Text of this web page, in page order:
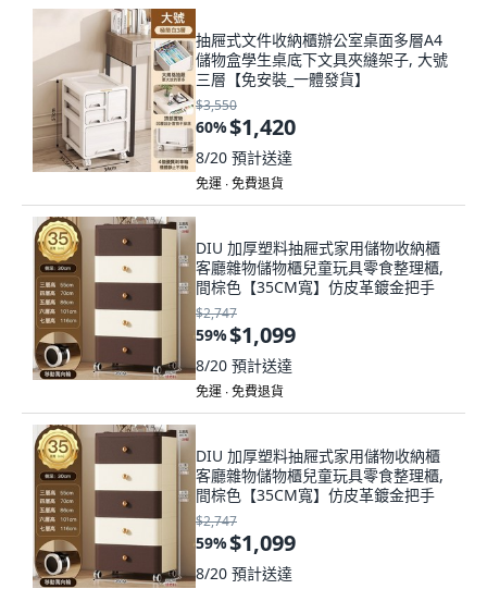
抽屜式文件收納櫃辦公室桌面多層A4
儲物盒學生桌底下文具夾縫架子, 大號
三層【免安裝_一體發貨】
$3,550
60%$1,420
8/20 預計送達
免運 ∙ 免費退貨
DIU 加厚塑料抽屜式家用儲物收納櫃
客廳雜物儲物櫃兒童玩具零食整理櫃,
間棕色【35CM寬】仿皮革鍍金把手
$2,747
59%$1,099
8/20 預計送達
免運 ∙ 免費退貨
DIU 加厚塑料抽屜式家用儲物收納櫃
客廳雜物儲物櫃兒童玩具零食整理櫃,
間棕色【35CM寬】仿皮革鍍金把手
$2,747
59%$1,099
8/20 預計送達